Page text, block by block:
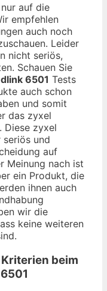
auf die
empfehlen
auch noch
Leider
nicht seriös,
Schauen Sie
6501 Tests
auch schon
und somit
das zyxel
Diese zyxel
seriös und
auf
Meinung nach ist
ein Produkt, die
ihnen auch
wir die
keine weiteren
beim